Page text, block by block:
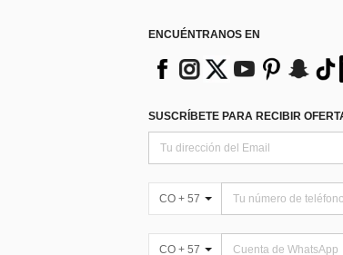
ENCUÉNTRANOS EN
SUSCRÍBETE PARA RECIBIR
CO + 57
CO + 57